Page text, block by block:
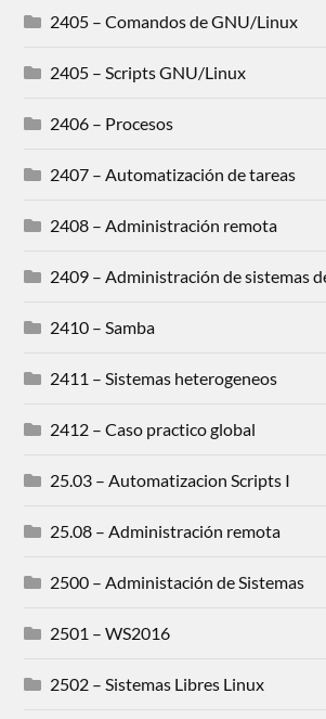
2405 – Comandos de GNU/Linux
2405 – Scripts GNU/Linux
2406 – Procesos
2407 – Automatización de tareas
2408 – Administración remota
2409 – Administración de sistemas
2410 – Samba
2411 – Sistemas heterogeneos
2412 – Caso practico global
25.03 – Automatizacion Scripts I
25.08 – Administración remota
2500 – Administación de Sistemas
2501 – WS2016
2502 – Sistemas Libres Linux